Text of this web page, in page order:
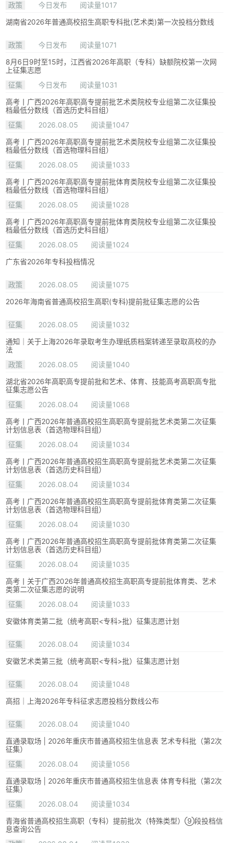
政策 今日发布
阅读量1017
湖南省2026年普通高校招生高职专科批(艺术类)第一次投档分数线
政策 今日发布
阅读量1071
8月6日9时至15时，江西省2026年高职（专科）缺额院校第一次网
上征集志愿
征集
今日发布
阅读量1031
高考丨广西2026年高职高专提前批艺术类院校专业组第二次征集投
档最低分数线（首选历史科目组）
征集
2026.08.05
阅读量1047
高考丨广西2026年高职高专提前批艺术类院校专业组第二次征集投
档最低分数线（首选物理科目组）
征集
2026.08.05
阅读量1033
高考丨广西2026年高职高专提前批体育类院校专业组第二次征集投
档最低分数线（首选物理科目组）
征集
2026.08.05
阅读量1028
高考丨广西2026年高职高专提前批体育类院校专业组第二次征集投
档最低分数线（首选历史科目组）
征集
2026.08.05
阅读量1024
广东省2026年专科投档情况
政策 2026.08.05
阅读量1075
2026年海南省普通高校招生高职(专科)提前批征集志愿的公告
征集 2026.08.05
阅读量1032
通知｜关于上海2026年录取考生办理纸质档案转递至录取高校的办
法
政策
2026.08.05
阅读量1040
湖北省2026年高职高专提前批和艺术、体育、技能高考高职高专批
征集志愿公告
征集
2026.08.04
阅读量1068
高考丨广西2026年普通高校招生高职高专提前批艺术类第二次征集
计划信息表（首选物理科目组）
征集
2026.08.04
阅读量1034
高考丨广西2026年普通高校招生高职高专提前批艺术类第二次征集
计划信息表（首选历史科目组）
征集
2026.08.04
阅读量1034
高考丨广西2026年普通高校招生高职高专提前批体育类第二次征集
计划信息表（首选物理科目组）
征集
2026.08.04
阅读量1030
高考丨广西2026年普通高校招生高职高专提前批体育类第二次征集
计划信息表（首选历史科目组）
征集
2026.08.04
阅读量1035
高考丨关于广西2026年普通高校招生高职高专提前批体育类、艺术
类第二次征集志愿的说明
征集
2026.08.04
阅读量1033
安徽体育类第二批（统考高职<专科>批）征集志愿计划
征集 2026.08.04
阅读量1034
安徽艺术类第三批（统考高职<专科>批）征集志愿计划
征集 2026.08.04
阅读量1048
高招｜上海2026年专科征求志愿投档分数线公布
征集 2026.08.04
阅读量1040
直通录取场 | 2026年重庆市普通高校招生信息表 艺术专科批（第2次
征集）
征集
2026.08.04
阅读量1056
直通录取场 | 2026年重庆市普通高校招生信息表 体育专科批（第2次
征集）
征集
2026.08.04
阅读量1034
青海省普通高校招生高职（专科）提前批次（特殊类型）⑨段投档信
息查询公告